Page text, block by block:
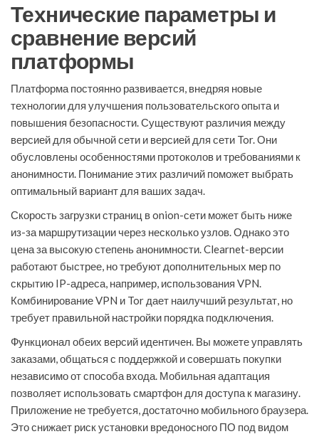
Технические параметры и
сравнение версий
платформы
Платформа постоянно развивается, внедряя новые
технологии для улучшения пользовательского опыта и
повышения безопасности. Существуют различия между
версией для обычной сети и версией для сети Tor. Они
обусловлены особенностями протоколов и требованиями к
анонимности. Понимание этих различий поможет выбрать
оптимальный вариант для ваших задач.
Скорость загрузки страниц в onion-сети может быть ниже
из-за маршрутизации через несколько узлов. Однако это
цена за высокую степень анонимности. Clearnet-версии
работают быстрее, но требуют дополнительных мер по
скрытию IP-адреса, например, использования VPN.
Комбинирование VPN и Tor дает наилучший результат, но
требует правильной настройки порядка подключения.
Функционал обеих версий идентичен. Вы можете управлять
заказами, общаться с поддержкой и совершать покупки
независимо от способа входа. Мобильная адаптация
позволяет использовать смартфон для доступа к магазину.
Приложение не требуется, достаточно мобильного браузера.
Это снижает риск установки вредоносного ПО под видом